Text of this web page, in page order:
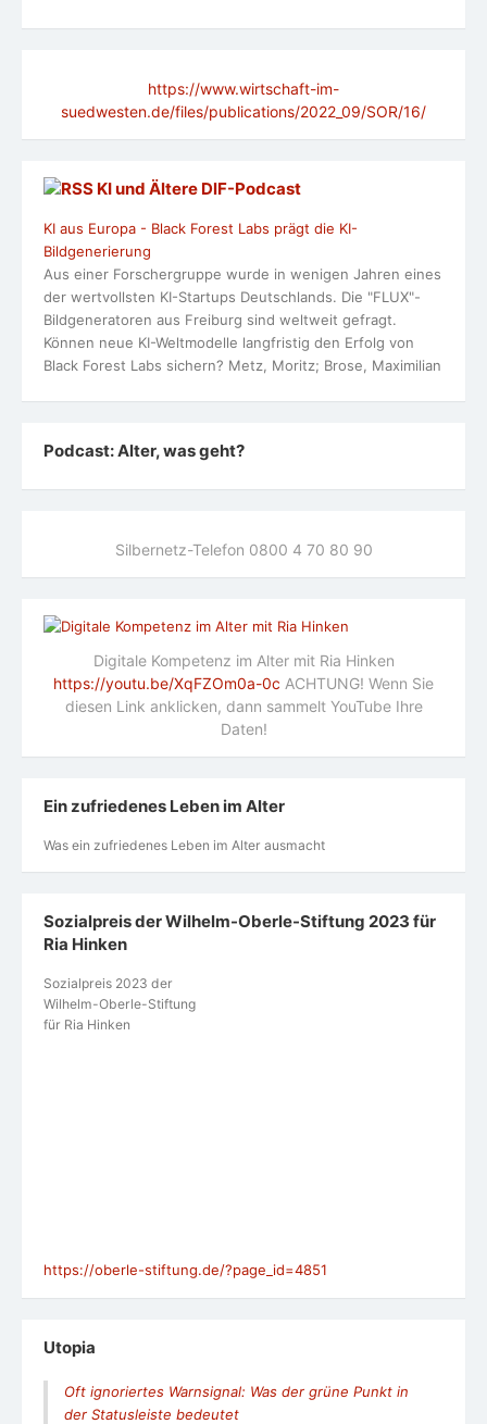
https://www.wirtschaft-im-
suedwesten.de/files/publications/2022_09/SOR/16/
KI und Ältere DlF-Podcast
KI aus Europa - Black Forest Labs prägt die KI-
Bildgenerierung
Aus einer Forschergruppe wurde in wenigen Jahren eines
der wertvollsten KI-Startups Deutschlands. Die "FLUX"-
Bildgeneratoren aus Freiburg sind weltweit gefragt.
Können neue KI-Weltmodelle langfristig den Erfolg von
Black Forest Labs sichern? Metz, Moritz; Brose, Maximilian
Podcast: Alter, was geht?
Silbernetz-Telefon 0800 4 70 80 90
Digitale Kompetenz im Alter mit Ria Hinken
https://youtu.be/XqFZOm0a-0c ACHTUNG! Wenn Sie
diesen Link anklicken, dann sammelt YouTube Ihre
Daten!
Ein zufriedenes Leben im Alter
Was ein zufriedenes Leben im Alter ausmacht
Sozialpreis der Wilhelm-Oberle-Stiftung 2023 für
Ria Hinken
Sozialpreis 2023 der
Wilhelm-Oberle-Stiftung
für Ria Hinken
https://oberle-stiftung.de/?page_id=4851
Utopia
Oft ignoriertes Warnsignal: Was der grüne Punkt in
der Statusleiste bedeutet